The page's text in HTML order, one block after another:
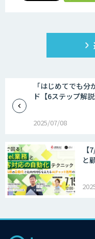
「はじめてでも分
ド【6ステップ解
2025/07/08
と